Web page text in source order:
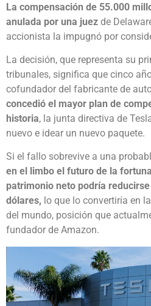
La compensación de 55.000
anulada por una juez de
accionista la impugnó por
La decisión, que representa su
tribunales, significa que cinco
cofundador del fabricante de
concedió el mayor plan de
historia, la junta directiva de
nuevo e idear un nuevo paquete.
Si el fallo sobrevive a una
en el limbo el futuro de la
patrimonio neto podría
dólares, lo que lo convertiría en
del mundo, posición que
fundador de Amazon.